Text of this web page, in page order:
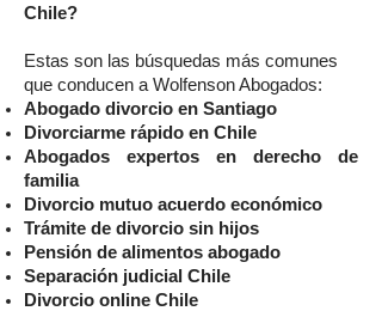
Chile?
Estas son las búsquedas más comunes
que conducen a Wolfenson Abogados:
Abogado divorcio en Santiago
Divorciarme rápido en Chile
Abogados expertos en derecho de
familia
Divorcio mutuo acuerdo económico
Trámite de divorcio sin hijos
Pensión de alimentos abogado
Separación judicial Chile
Divorcio online Chile